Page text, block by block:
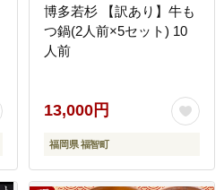
博多若杉 【訳あり】牛も
つ鍋(2人前×5セット) 10
人前
13,000円
福岡県 福智町